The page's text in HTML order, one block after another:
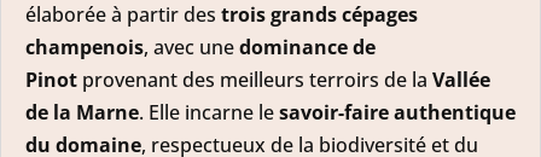
élaborée à partir des trois grands cépages
champenois, avec unedominance de
Pinot provenant des meilleurs terroirs de la Vallée
de la Marne. Elle incarne lesavoir-faire authentique
du domaine, respectueux de la biodiversité et du